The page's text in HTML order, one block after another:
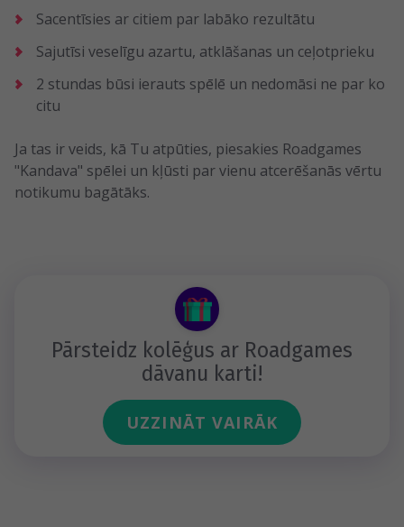
Sacentīsies ar citiem par labāko rezultātu
Sajutīsi veselīgu azartu, atklāšanas un ceļotprieku
2 stundas būsi ierauts spēlē un nedomāsi ne par ko
citu
Ja tas ir veids, kā Tu atpūties, piesakies Roadgames
"Kandava" spēlei un kļūsti par vienu atcerēšanās vērtu
notikumu bagātāks.
Pārsteidz kolēģus ar Roadgames
dāvanu karti!
UZZINĀT VAIRĀK